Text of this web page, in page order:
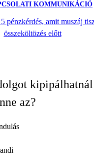
KOMMUNIKÁCIÓ
pénzkérdés, amit muszáj
összeköltözés előtt
az?